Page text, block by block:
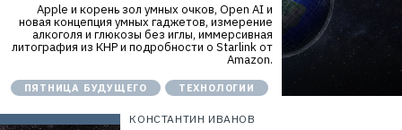
Apple и корень зол умных очков, Open AI и
новая концепция умных гаджетов, измерение
алкоголя и глюкозы без иглы, иммерсивная
литография из КНР и подробности о Starlink от
Amazon.
ПЯТНИЦА БУДУЩЕГО ТЕХНОЛОГИИ
КОНСТАНТИН ИВАНОВ